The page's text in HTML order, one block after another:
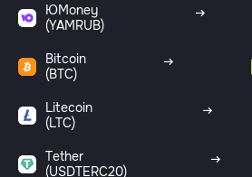
ЮMoney
(YAMRUB)
Bitcoin
(BTC)
Litecoin
(LTC)
Tether
(USDTERC20)